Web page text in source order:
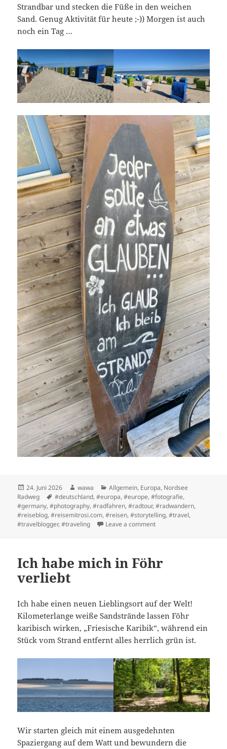
Strandbar und stecken die Füße in den weichen
Sand. Genug Aktivität für heute ;-)) Morgen ist auch
noch ein Tag …
Posted
on
24. Juni 2026 Author
wawa Categories
Allgemein, Europa, Nordsee
Radweg
Tags
#deutschland,#europa,#europe,#fotografie,
#germany,#photography,#radfahren,#radtour,#radwandern,
#reiseblog,#reisemitrosi.com,#reisen,#storytelling,#travel,
#travelblogger,#traveling Leave a commenton Etappe 8: Nordstrand
Ich habe mich in Föhr
verliebt
Ich habe einen neuen Lieblingsort auf der Welt!
Kilometerlange weiße Sandstrände lassen Föhr
karibisch wirken, „Friesische Karibik“, während ein
Stück vom Strand entfernt alles herrlich grün ist.
Wir starten gleich mit einem ausgedehnten
Spaziergang auf dem Watt und bewundern die